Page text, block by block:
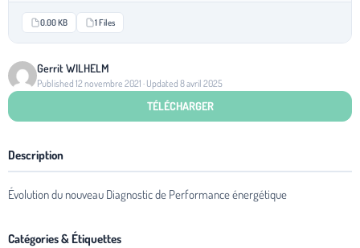
0.00 KB 1 Files
Gerrit WILHELM
Published 12 novembre 2021 · Updated 8 avril 2025
TÉLÉCHARGER
Description
Évolution du nouveau Diagnostic de Performance énergétique
Catégories & Étiquettes